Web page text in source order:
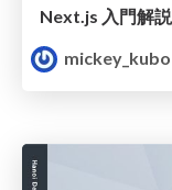
mickey_kubo